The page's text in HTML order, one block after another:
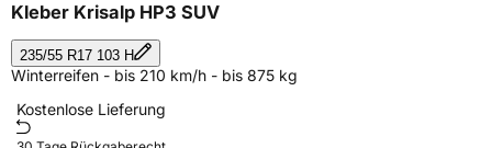
Kleber Krisalp HP3 SUV
235/55 R17 103 H
Winterreifen - bis 210 km/h - bis 875 kg
Kostenlose Lieferung